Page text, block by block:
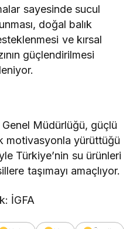
sayesinde sucul
doğal balık
ve kırsal
güçlendirilmesi
Genel Müdürlüğü, güçlü
motivasyonla yürüttüğü
Türkiye’nin su ürünleri
taşımayı amaçlıyor.
İGFA